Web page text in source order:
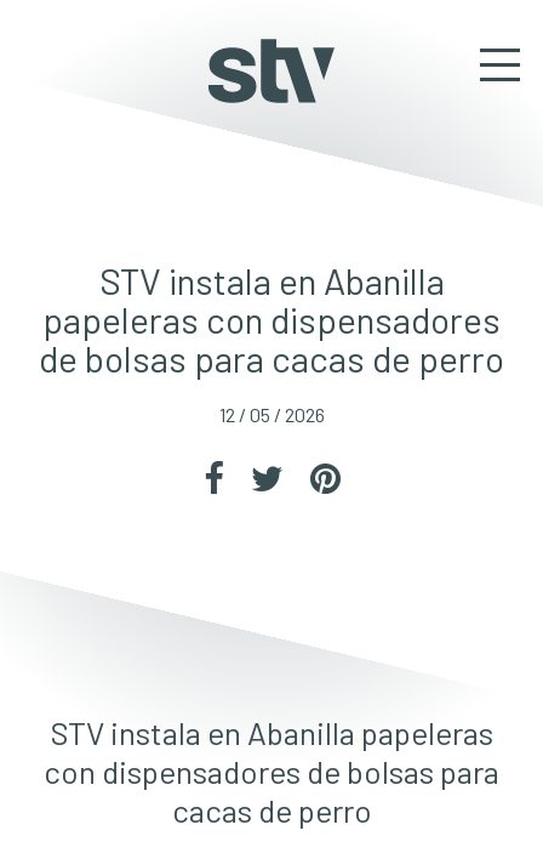
STV instala en Abanilla
papeleras con dispensadores
de bolsas para cacas de perro
12 / 05 / 2026
STV instala en Abanilla papeleras
con dispensadores de bolsas para
cacas de perro